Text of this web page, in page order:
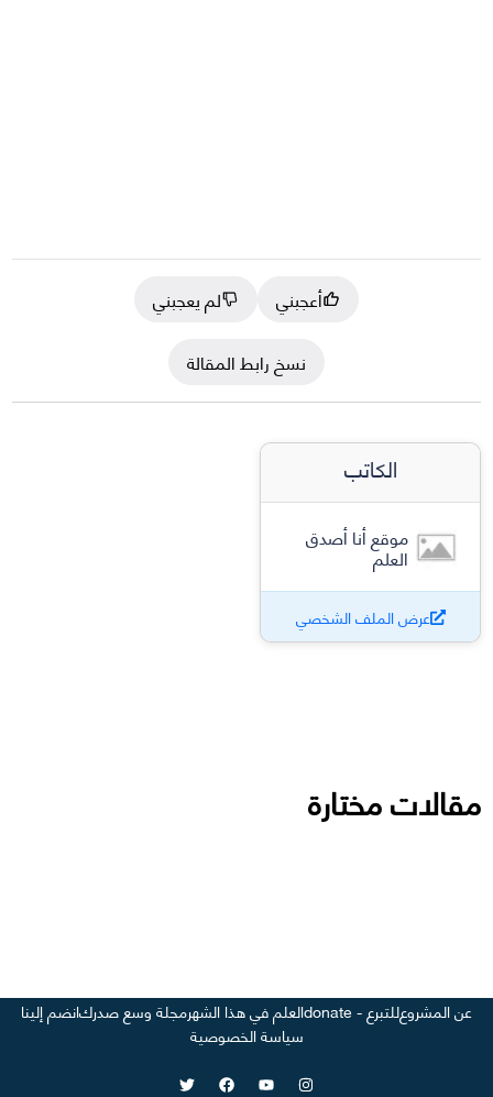
أعجبني
لم يعجبني
نسخ رابط المقالة
الكاتب
موقع أنا أصدق
العلم
عرض الملف الشخصي
مقالات مختارة
عن المشروعللتبرع - donate العلم في هذا الشهرمجلة وسع صدركانضم إلينا
سياسة الخصوصية